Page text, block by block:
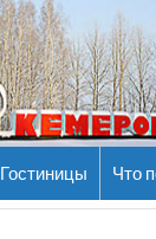
Гостиницы Что